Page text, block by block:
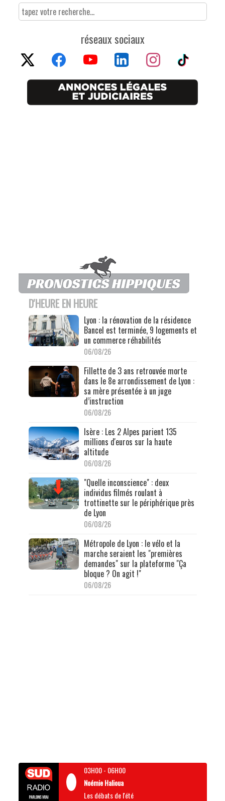
réseaux sociaux
D'HEURE EN HEURE
Lyon : la rénovation de la résidence
Bancel est terminée, 9 logements et
un commerce réhabilités
06/08/26
Fillette de 3 ans retrouvée morte
dans le 8e arrondissement de Lyon :
sa mère présentée à un juge
d’instruction
06/08/26
Isère : Les 2 Alpes parient 135
millions d'euros sur la haute
altitude
06/08/26
"Quelle inconscience" : deux
individus filmés roulant à
trottinette sur le périphérique près
de Lyon
06/08/26
Métropole de Lyon : le vélo et la
marche seraient les "premières
demandes" sur la plateforme "Ça
bloque ? On agit !"
06/08/26
03H00- 06H00
Noémie Halioua
Les débats de l'été